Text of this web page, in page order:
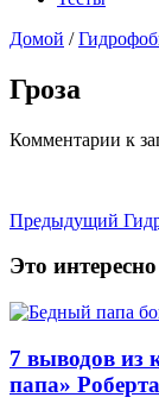
Домой /
Гроза
Комментарии к
Предыдущий
Это интересно
7 выводов из
папа»